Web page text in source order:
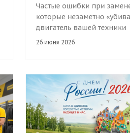
Частые ошибки при
которые незаметно
двигатель вашей техники
26 июня 2026